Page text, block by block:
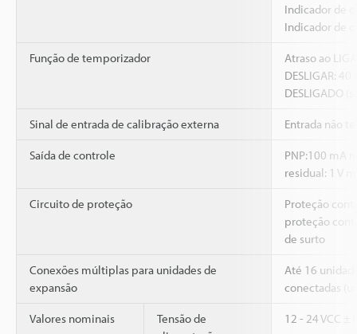
Indicador de
Indicador de
Função de temporizador
Atraso ao
DESLIGAR:
DESLIGADO
Sinal de entrada de calibração externa Entrada não
Saída de controle
PNP:100 mA
residual: 1 V
Circuito de proteção
Proteção
proteção
de surto
Conexões múltiplas para unidades de
expansão
Até 16
conectadas
Valores nominais
Tensão de
12 - 24 VCC